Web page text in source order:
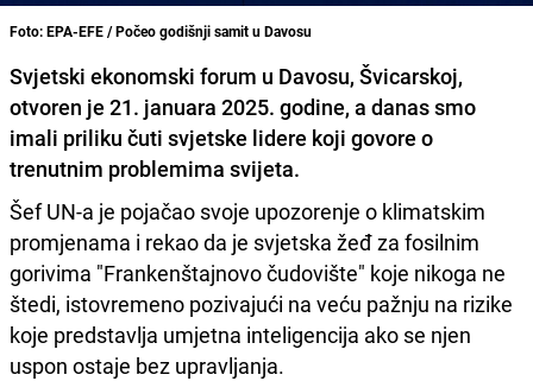
Foto: EPA-EFE / Počeo godišnji samit u Davosu
Svjetski ekonomski forum u Davosu, Švicarskoj,
otvoren je 21. januara 2025. godine, a danas smo
imali priliku čuti svjetske lidere koji govore o
trenutnim problemima svijeta.
Šef UN-a je pojačao svoje upozorenje o klimatskim
promjenama i rekao da je svjetska žeđ za fosilnim
gorivima "Frankenštajnovo čudovište" koje nikoga ne
štedi, istovremeno pozivajući na veću pažnju na rizike
koje predstavlja umjetna inteligencija ako se njen
uspon ostaje bez upravljanja.